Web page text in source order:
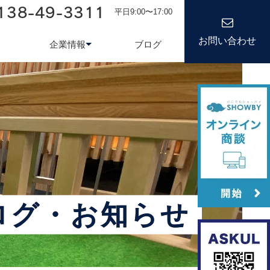
システム kond 光回線
いて 新卒採用
企業情報
会社情報
ブログ
49-3311 平日9:00〜17:00
お問い合わせ
グ・お知らせ